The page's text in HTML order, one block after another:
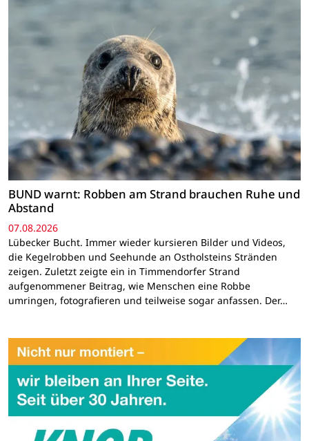
BUND warnt: Robben am Strand brauchen Ruhe und
Abstand
07.08.2026
Lübecker Bucht. Immer wieder kursieren Bilder und Videos,
die Kegelrobben und Seehunde an Ostholsteins Stränden
zeigen. Zuletzt zeigte ein in Timmendorfer Strand
aufgenommener Beitrag, wie Menschen eine Robbe
umringen, fotografieren und teilweise sogar anfassen. Der…